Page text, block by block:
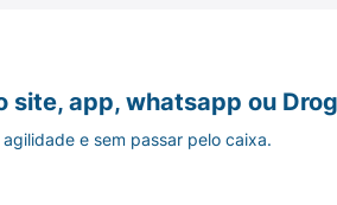
site, app, whatsapp ou
e sem passar pelo caixa.